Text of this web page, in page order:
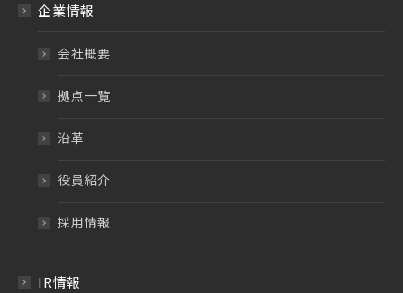
企業情報
会社概要
拠点一覧
沿革
役員紹介
採用情報
IR情報